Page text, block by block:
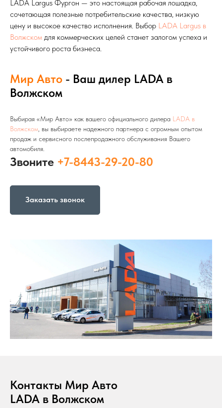
LADA Largus Фургон — это настоящая рабочая лошадка,
сочетающая полезные потребительские качества, низкую
цену и высокое качество исполнения. Выбор LADA Largus в
Волжском для коммерческих целей станет залогом успеха и
устойчивого роста бизнеса.
Мир Авто - Ваш дилер LADA в
Волжском
Выбирая «Мир Авто» как вашего официального дилера LADA в
Волжском , вы выбираете надежного партнера с огромным опытом
продаж и сервисного послепродажного обслуживания Вашего
автомобиля.
Звоните +7-8443-29-20-80
Заказать звонок
Контакты Мир Авто
LADA в Волжском